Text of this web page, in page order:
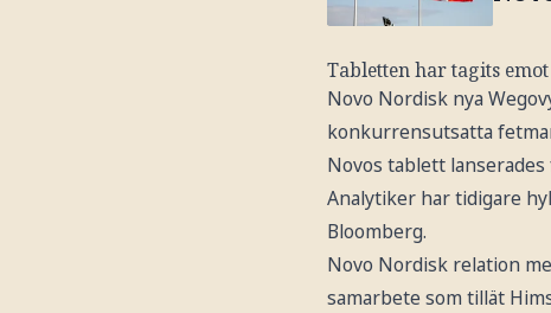
Tabletten har tagits
Novo Nordisk nya
konkurrensutsatta
Novos tablett
Analytiker har tidigare
Bloomberg.
Novo Nordisk relation
samarbete som tillät